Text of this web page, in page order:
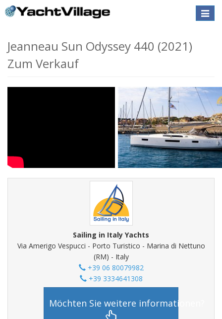
Toggle
Jeanneau Sun Odyssey 440 (2021)
Zum Verkauf
Sailing in Italy Yachts
Via Amerigo Vespucci - Porto Turistico - Marina di Nettuno
(RM) - Italy
+39 06 80079982
+39 3334641308
Möchten Sie weitere informationen?